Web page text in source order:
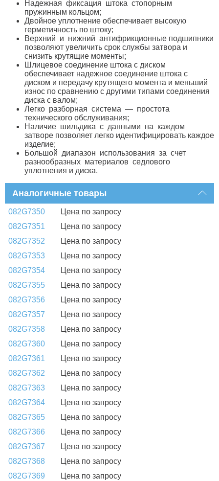
Надежная фиксация штока стопорным
пружинным кольцом;
Двойное уплотнение обеспечивает высокую
герметичность по штоку;
Верхний и нижний антифрикционные подшипники
позволяют увеличить срок службы затвора и
снизить крутящие моменты;
Шлицевое соединение штока с диском
обеспечивает надежное соединение штока с
диском и передачу крутящего момента и меньший
износ по сравнению с другими типами соединения
диска с валом;
Легко разборная система — простота
технического обслуживания;
Наличие шильдика с данными на каждом
затворе позволяет легко идентифицировать каждое
изделие;
Большой диапазон использования за счет
разнообразных материалов седлового
уплотнения и диска.
Аналогичные товары
082G7350
Цена по запросу
082G7351
Цена по запросу
082G7352
Цена по запросу
082G7353
Цена по запросу
082G7354
Цена по запросу
082G7355
Цена по запросу
082G7356
Цена по запросу
082G7357
Цена по запросу
082G7358
Цена по запросу
082G7360
Цена по запросу
082G7361
Цена по запросу
082G7362
Цена по запросу
082G7363
Цена по запросу
082G7364
Цена по запросу
082G7365
Цена по запросу
082G7366
Цена по запросу
082G7367
Цена по запросу
082G7368
Цена по запросу
082G7369
Цена по запросу